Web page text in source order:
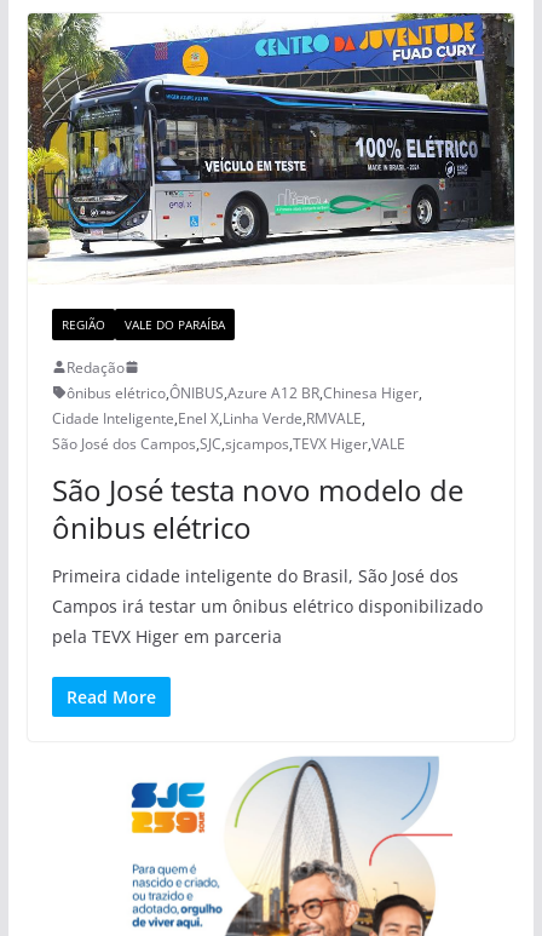
REGIÃO VALE DO PARAÍBA
Redação
ônibus elétrico,ÔNIBUS,Azure A12 BR,Chinesa Higer,
Cidade Inteligente,Enel X,Linha Verde,RMVALE,
São José dos Campos,SJC,sjcampos,TEVX Higer,VALE
São José testa novo modelo de
ônibus elétrico
Primeira cidade inteligente do Brasil, São José dos
Campos irá testar um ônibus elétrico disponibilizado
pela TEVX Higer em parceria
Read More